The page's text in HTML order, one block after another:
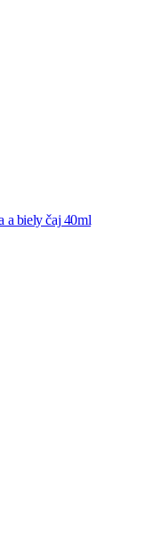
a biely čaj 40ml